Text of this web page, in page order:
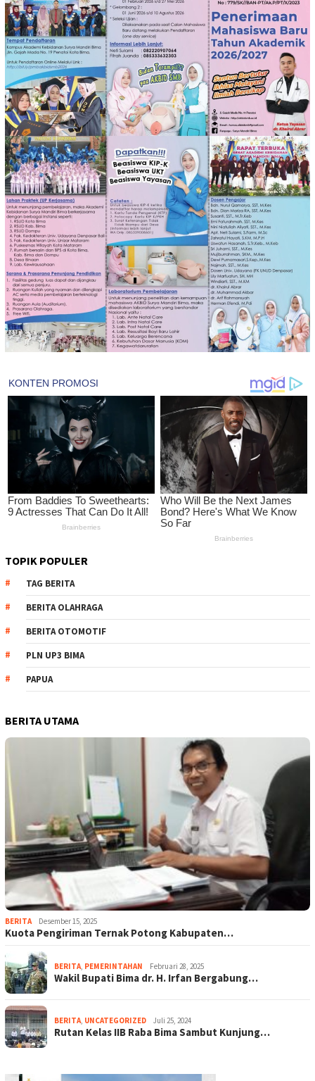
TOPIK POPULER
TAG BERITA
BERITA OLAHRAGA
BERITA OTOMOTIF
PLN UP3 BIMA
PAPUA
BERITA UTAMA
BERITA Desember 15, 2025
Kuota Pengiriman Ternak Potong Kabupaten…
BERITA, PEMERINTAHAN Februari 28, 2025
Wakil Bupati Bima dr. H. Irfan Bergabung…
BERITA, UNCATEGORIZED Juli 25, 2024
Rutan Kelas IIB Raba Bima Sambut Kunjung…